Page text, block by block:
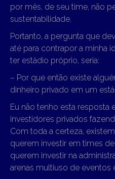
por mês, de seu time, não
sustentabilidade.
Portanto, a pergunta que
até para contrapor a minha
ter estádio próprio, seria:
– Por que então existe
dinheiro privado em um
Eu não tenho esta resposta
investidores privados
Com toda a certeza,
querem investir em times
querem investir na
arenas multiuso de eventos